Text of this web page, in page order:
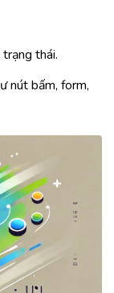
thái.
nút bấm, form,